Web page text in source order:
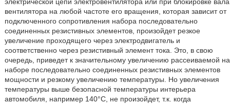
вентилятора на любой частоте его вращения, которая зависит от
подключенного сопротивления набора последовательно
соединенных резистивных элементов, произойдет резкое
увеличение проходящего через электродвигатель и
соответственно через резистивный элемент тока. Это, в свою
очередь, приведет к значительному увеличению рассеиваемой на
наборе последовательно соединенных резистивных элементов
мощности и резкому увеличению температуры. Но увеличения
температуры выше безопасной температуры интерьера
автомобиля, например 140°С, не произойдет, т.к. когда